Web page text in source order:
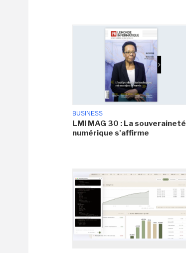
BUSINESS
LMI MAG 30 : La souveraineté
numérique s'affirme